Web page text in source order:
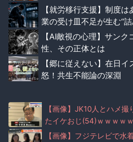
【就労移行支援】制度
業の受け皿不足が生む“
【AI敵視の心理】サン
性、その正体とは
【郷に従えない】在日
怒！共生不能論の深淵
【画像】JK10人とハメ
たイケおじ(54)ｗｗｗｗ
【画像】フジテレビで水